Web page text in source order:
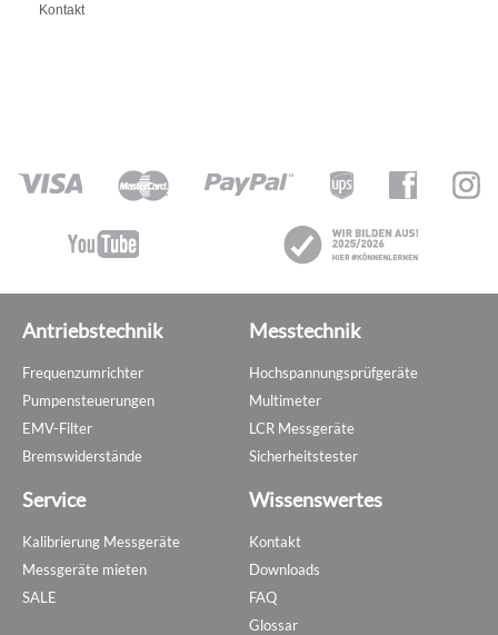
Kontakt
Antriebstechnik
Frequenzumrichter
Pumpensteuerungen
EMV-Filter
Bremswiderstände
Messtechnik
Hochspannungsprüfgeräte
Multimeter
LCR Messgeräte
Sicherheitstester
Service
Kalibrierung Messgeräte
Messgeräte mieten
SALE
Wissenswertes
Kontakt
Downloads
FAQ
Glossar